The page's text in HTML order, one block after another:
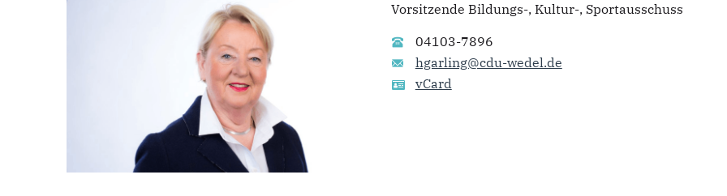
Vorsitzende Bildungs-, Kultur-, Sportausschuss
04103-7896
hgarling@cdu-wedel.de
vCard